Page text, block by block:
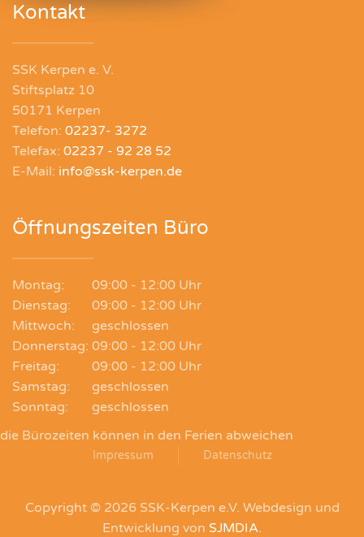
Kontakt
SSK Kerpen e. V.
Stiftsplatz 10
50171 Kerpen
Telefon: 02237- 3272
Telefax: 02237 - 92 28 52
E-Mail: info@ssk-kerpen.de
Öffnungszeiten Büro
Montag:
09:00 - 12:00 Uhr
Dienstag:
09:00 - 12:00 Uhr
Mittwoch:
geschlossen
Donnerstag: 09:00 - 12:00 Uhr
Freitag:
09:00 - 12:00 Uhr
Samstag:
geschlossen
Sonntag:
geschlossen
die Bürozeiten können in den Ferien abweichen
Impressum Datenschutz
Copyright © 2026 SSK-Kerpen e.V. Webdesign und
Entwicklung von SJMDIA.